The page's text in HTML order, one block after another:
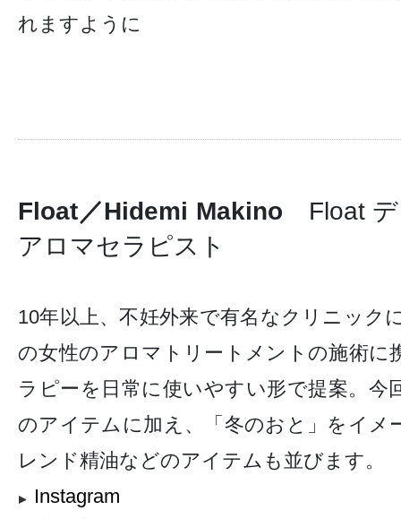
れますように
Float／Hidemi Makino Float デ
アロマセラピスト
10年以上、不妊外来で有名なクリニック
の女性のアロマトリートメントの施術に
ラピーを日常に使いやすい形で提案。今
のアイテムに加え、「冬のおと」をイメ
レンド精油などのアイテムも並びます。
Instagram